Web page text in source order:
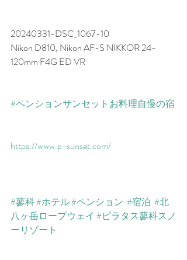
20240331-DSC_1067-10
Nikon D810, Nikon AF-S NIKKOR 24-
120mm F4G ED VR
#ペンションサンセットお料理自慢の宿
https://www.p-sunset.com/
#蓼科#ホテル#ペンション #宿泊 #北
八ヶ岳ロープウェイ #ピラタス蓼科スノ
ーリゾート